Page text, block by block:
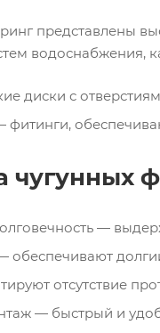
представлены
водоснабжения,
диски с
—
обеспечивают
отсутствие
— быстрый и